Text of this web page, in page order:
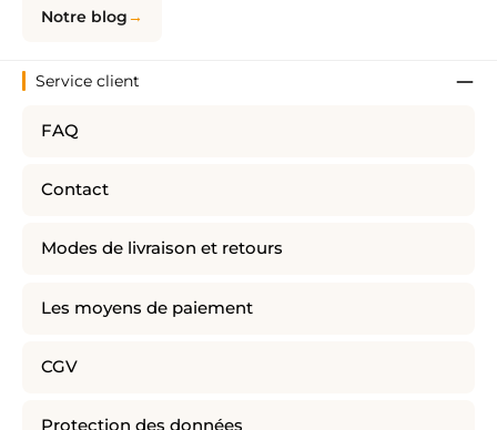
Notre blog
Service client
FAQ
Contact
Modes de livraison et retours
Les moyens de paiement
CGV
Protection des données